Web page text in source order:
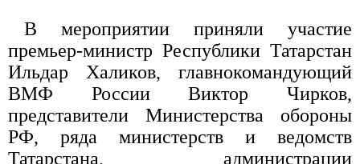
В мероприятии приняли участие
премьер-министр Республики Татарстан
Ильдар Халиков, главнокомандующий
ВМФ России Виктор Чирков,
представители Министерства обороны
РФ, ряда министерств и ведомств
Татарстана, администрации